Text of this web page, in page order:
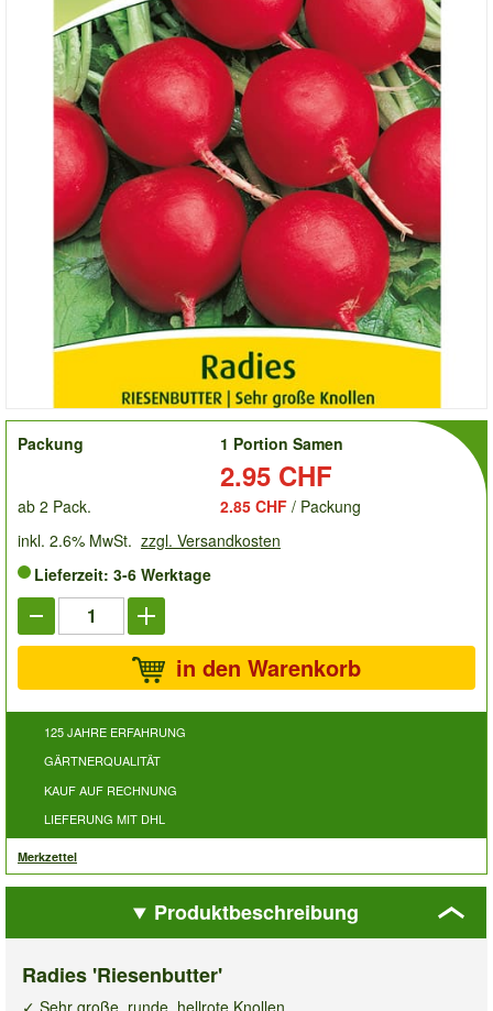
order
Packung
1 Portion Samen
2.95 CHF
ab 2 Pack. 2.85 CHF / Packung
inkl. 2.6% MwSt. zzgl. Versandkosten
Lieferzeit: 3-6 Werktage
in den Warenkorb
125 JAHRE ERFAHRUNG
GÄRTNERQUALITÄT
KAUF AUF RECHNUNG
LIEFERUNG MIT DHL
Merkzettel
Produktbeschreibung
Radies 'Riesenbutter'